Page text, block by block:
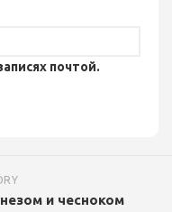
почтой.
и чесноком